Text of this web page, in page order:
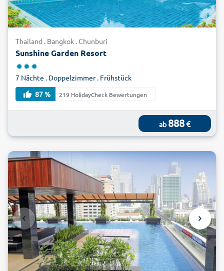
Thailand . Bangkok . Chunburi
Sunshine Garden Resort
7 Nächte . Doppelzimmer . Frühstück
87 %
219 HolidayCheck Bewertungen
ab 888€